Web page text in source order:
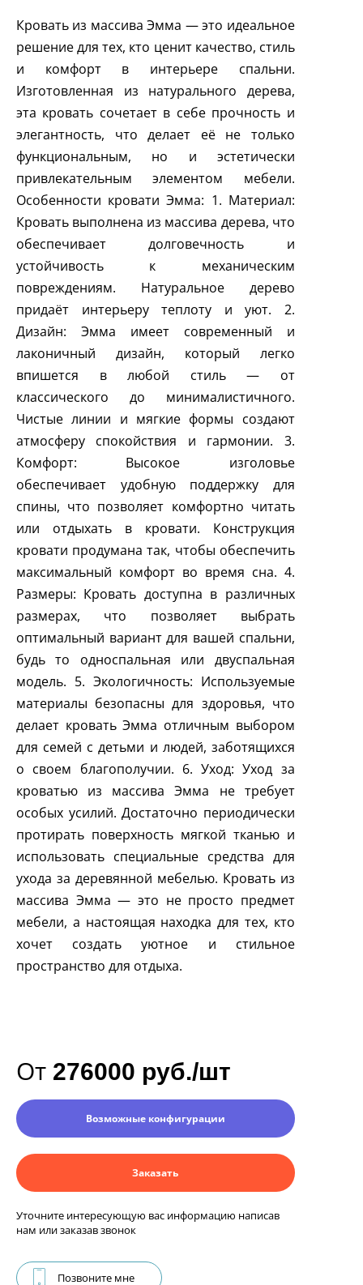
Кровать из массива Эмма — это идеальное
решение для тех, кто ценит качество, стиль
и комфорт в интерьере спальни.
Изготовленная из натурального дерева,
эта кровать сочетает в себе прочность и
элегантность, что делает её не только
функциональным, но и эстетически
привлекательным элементом мебели.
Особенности кровати Эмма: 1. Материал:
Кровать выполнена из массива дерева, что
обеспечивает долговечность и
устойчивость к механическим
повреждениям. Натуральное дерево
придаёт интерьеру теплоту и уют. 2.
Дизайн: Эмма имеет современный и
лаконичный дизайн, который легко
впишется в любой стиль — от
классического до минималистичного.
Чистые линии и мягкие формы создают
атмосферу спокойствия и гармонии. 3.
Комфорт: Высокое изголовье
обеспечивает удобную поддержку для
спины, что позволяет комфортно читать
или отдыхать в кровати. Конструкция
кровати продумана так, чтобы обеспечить
максимальный комфорт во время сна. 4.
Размеры: Кровать доступна в различных
размерах, что позволяет выбрать
оптимальный вариант для вашей спальни,
будь то односпальная или двуспальная
модель. 5. Экологичность: Используемые
материалы безопасны для здоровья, что
делает кровать Эмма отличным выбором
для семей с детьми и людей, заботящихся
о своем благополучии. 6. Уход: Уход за
кроватью из массива Эмма не требует
особых усилий. Достаточно периодически
протирать поверхность мягкой тканью и
использовать специальные средства для
ухода за деревянной мебелью. Кровать из
массива Эмма — это не просто предмет
мебели, а настоящая находка для тех, кто
хочет создать уютное и стильное
пространство для отдыха.
От 276000 руб./шт
Возможные конфигурации
Заказать
Уточните интересующую вас информацию написав
нам или заказав звонок
Позвоните мне